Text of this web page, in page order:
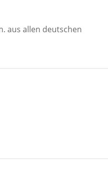
aus allen deutschen